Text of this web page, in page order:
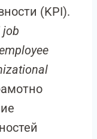
(KPI).
job